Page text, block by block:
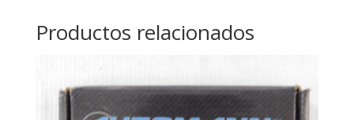
Productos relacionados